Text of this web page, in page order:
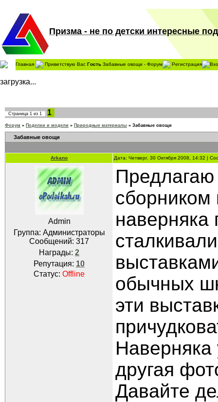
Призма - не по детски интересные
Главная Приветствую Вас Гость Забавные овощи - Форум Регистрация
загрузка...
Страница 1 из 1 1
Форум » Поделки и модели » Природные материалы » Забавные овощи
Забавные овощи
Arkano Дата: Четверг, 30 Октября 2008, 14:32 |
Admin
Группа: Администраторы
Сообщений: 317
Награды: 2
Репутация: 10
Статус: Offline
Предлагаю
наверняка
обычных
эти
Наверняка
другая
Давайте